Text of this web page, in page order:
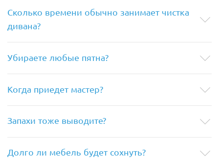
Сколько времени обычно занимает чистка
дивана?
Убираете любые пятна?
Когда приедет мастер?
Запахи тоже выводите?
Долго ли мебель будет сохнуть?